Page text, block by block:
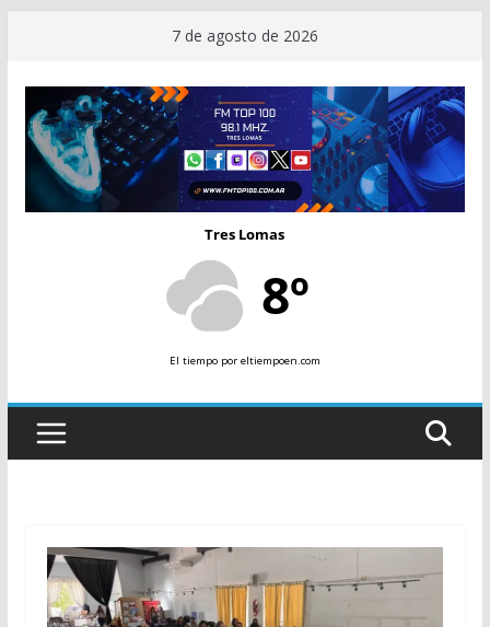
contenido
7 de agosto de 2026
Tres Lomas
8º
El tiempopor eltiempoen.com